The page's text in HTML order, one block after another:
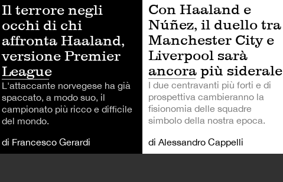
Il terrore negli
occhi di chi
affronta Haaland,
versione Premier
League
L'attaccante norvegese ha già
spaccato, a modo suo, il
campionato più ricco e difficile
del mondo.
di Francesco Gerardi
Con Haaland e
Núñez, il duello tra
Manchester City e
Liverpool sarà
ancora più siderale
I due centravanti più forti e di
prospettiva cambieranno la
fisionomia delle squadre
simbolo della nostra epoca.
di Alessandro Cappelli